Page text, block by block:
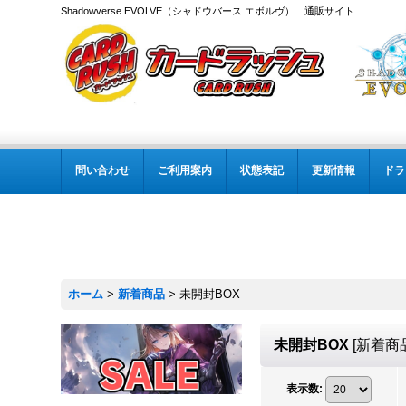
Shadowverse EVOLVE（シャドウバース エボルヴ） 通販サイト
問い合わせ ご利用案内 状態表記 更新情報 ド
ホーム > 新着商品 > 未開封BOX
未開封BOX [新着商
表示数: